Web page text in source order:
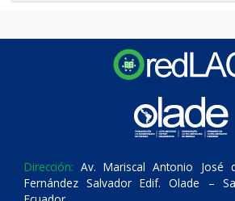
Dirección: Av. Mariscal Antonio José
Fernández Salvador Edif. Olade –